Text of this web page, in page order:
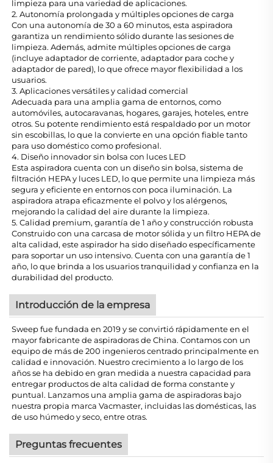
limpieza para una variedad de aplicaciones.
2. Autonomía prolongada y múltiples opciones de carga
Con una autonomía de 30 a 60 minutos, esta aspiradora
garantiza un rendimiento sólido durante las sesiones de
limpieza. Además, admite múltiples opciones de carga
(incluye adaptador de corriente, adaptador para coche y
adaptador de pared), lo que ofrece mayor flexibilidad a los
usuarios.
3. Aplicaciones versátiles y calidad comercial
Adecuada para una amplia gama de entornos, como
automóviles, autocaravanas, hogares, garajes, hoteles, entre
otros. Su potente rendimiento está respaldado por un motor
sin escobillas, lo que la convierte en una opción fiable tanto
para uso doméstico como profesional.
4. Diseño innovador sin bolsa con luces LED
Esta aspiradora cuenta con un diseño sin bolsa, sistema de
filtración HEPA y luces LED, lo que permite una limpieza más
segura y eficiente en entornos con poca iluminación. La
aspiradora atrapa eficazmente el polvo y los alérgenos,
mejorando la calidad del aire durante la limpieza.
5. Calidad premium, garantía de 1 año y construcción robusta
Construido con una carcasa de motor sólida y un filtro HEPA de
alta calidad, este aspirador ha sido diseñado específicamente
para soportar un uso intensivo. Cuenta con una garantía de 1
año, lo que brinda a los usuarios tranquilidad y confianza en la
durabilidad del producto.
Introducción de la empresa
Sweep fue fundada en 2019 y se convirtió rápidamente en el
mayor fabricante de aspiradoras de China. Contamos con un
equipo de más de 200 ingenieros centrado principalmente en
calidad e innovación. Nuestro crecimiento a lo largo de los
años se ha debido en gran medida a nuestra capacidad para
entregar productos de alta calidad de forma constante y
puntual. Lanzamos una amplia gama de aspiradoras bajo
nuestra propia marca Vacmaster, incluidas las domésticas, las
de uso húmedo y seco, entre otras.
Preguntas frecuentes